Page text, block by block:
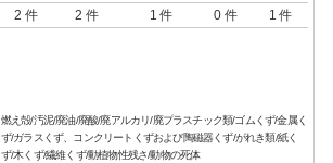
2 件 2 件 1 件 0 件 1 件
燃え殻/汚泥/廃油/廃酸/廃アルカリ/廃プラスチック類/ゴムくず/金属く
ず/ガラスくず、コンクリートくずおよび陶磁器くず/がれき類/紙く
ず/木くず/繊維くず/動植物性残さ/動物の死体